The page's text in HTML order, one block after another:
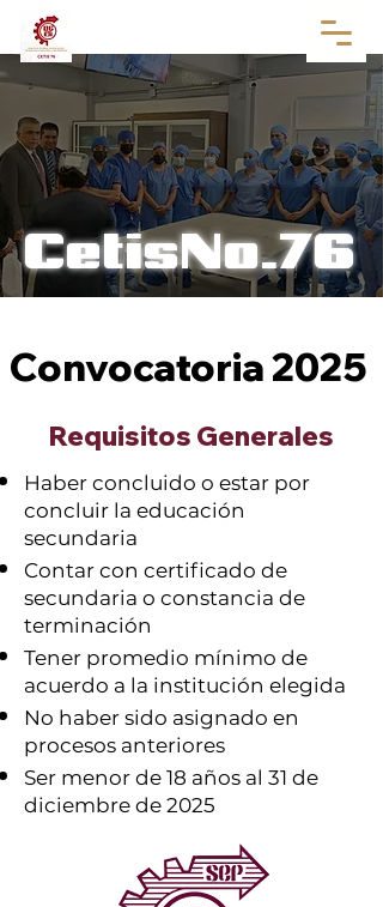
CetisNo.76
Convocatoria 2025
Requisitos Generales
Haber concluido o estar por
concluir la educación
secundaria
Contar con certificado de
secundaria o constancia de
terminación
Tener promedio mínimo de
acuerdo a la institución elegida
No haber sido asignado en
procesos anteriores
Ser menor de 18 años al 31 de
diciembre de 2025